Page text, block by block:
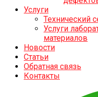
Услуги
Технический
Услуги
материалов
Новости
Статьи
Обратная связь
Контакты